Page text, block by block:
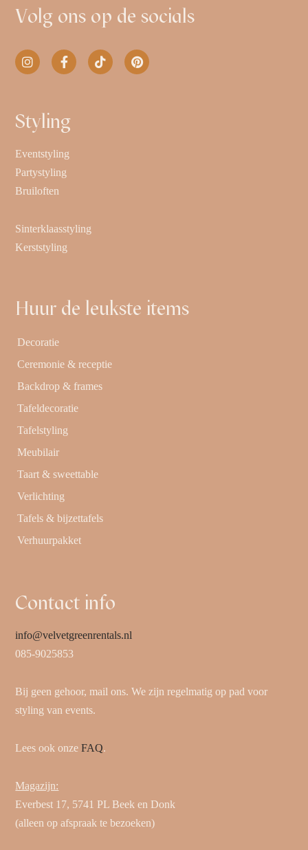
Volg ons op de socials
Styling
Eventstyling
Partystyling
Bruiloften
Sinterklaasstyling
Kerststyling
Huur de leukste items
Decoratie
Ceremonie & receptie
Backdrop & frames
Tafeldecoratie
Tafelstyling
Meubilair
Taart & sweettable
Verlichting
Tafels & bijzettafels
Verhuurpakket
Contact info
info@velvetgreenrentals.nl
085-9025853
Bij geen gehoor, mail ons. We zijn regelmatig op pad voor
styling van events.
Lees ook onzeFAQ.
Magazijn:
Everbest 17, 5741 PL Beek en Donk
(alleen op afspraak te bezoeken)